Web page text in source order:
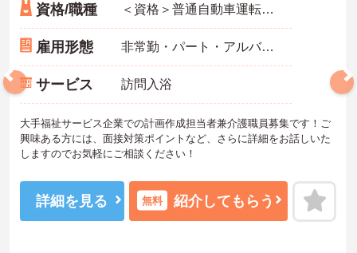
資格/職種 ＜資格＞普通自動車運転免許(AT限定可)必須 介護職員初任者研修(旧ヘルパー2級)以上 歓迎 ＜経験＞不問 ※無資格者:入社半年以内に会社負担で認知症介護基礎研修受講
雇用形態 非常勤・パート・アルバイト
サービス 訪問入浴
大手福祉サービス企業での計画作成担当者兼介護職員募集です！ご
興味ある方には、面接対策ポイントなど、さらに詳細をお話しいた
しますのでお気軽にご相談ください！
詳細を見る 無料 紹介してもらう